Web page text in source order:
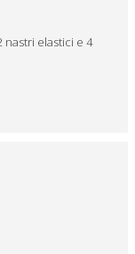
nastri elastici e 4